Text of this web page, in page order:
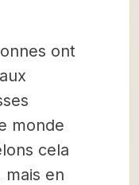
ont
monde
cela
mais en